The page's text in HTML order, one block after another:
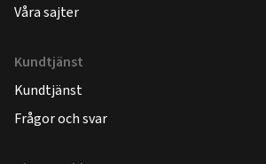
Våra sajter
Kundtjänst
Kundtjänst
Frågor och svar